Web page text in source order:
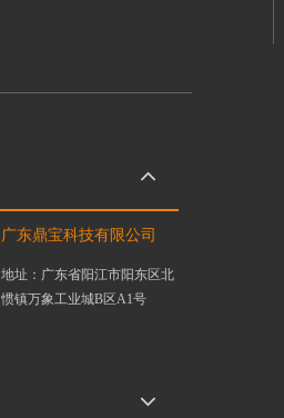
广东鼎宝科技有限公司
地址：广东省阳江市阳东区北
惯镇万象工业城B区A1号